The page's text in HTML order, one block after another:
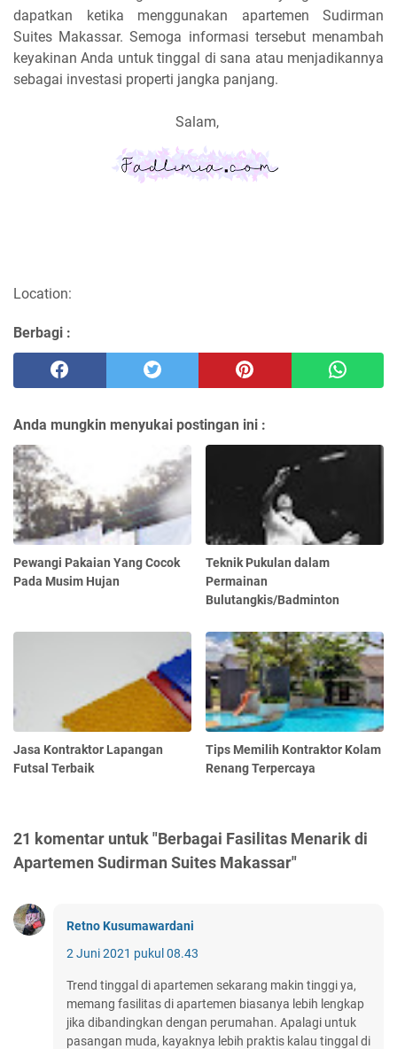
dapatkan ketika menggunakan apartemen Sudirman
Suites Makassar. Semoga informasi tersebut menambah
keyakinan Anda untuk tinggal di sana atau menjadikannya
sebagai investasi properti jangka panjang.
Salam,
Location:
Berbagi :
Anda mungkin menyukai postingan ini :
Pewangi Pakaian Yang Cocok
Pada Musim Hujan
Teknik Pukulan dalam
Permainan
Bulutangkis/Badminton
Jasa Kontraktor Lapangan
Futsal Terbaik
Tips Memilih Kontraktor Kolam
Renang Terpercaya
21 komentar untuk "Berbagai Fasilitas Menarik di
Apartemen Sudirman Suites Makassar"
Retno Kusumawardani
2 Juni 2021 pukul 08.43
Trend tinggal di apartemen sekarang makin tinggi ya,
memang fasilitas di apartemen biasanya lebih lengkap
jika dibandingkan dengan perumahan. Apalagi untuk
pasangan muda, kayaknya lebih praktis kalau tinggal di